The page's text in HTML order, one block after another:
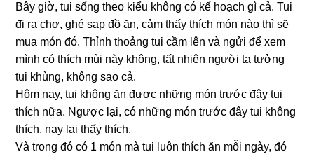
Bây giờ, tui sống theo kiểu không có kế hoạch gì cả. Tui
đi ra chợ, ghé sạp đồ ăn, cảm thấy thích món nào thì sẽ
mua món đó. Thỉnh thoảng tui cầm lên và ngửi để xem
mình có thích mùi này không, tất nhiên người ta tưởng
tui khùng, không sao cả.
Hôm nay, tui không ăn được những món trước đây tui
thích nữa. Ngược lại, có những món trước đây tui không
thích, nay lại thấy thích.
Và trong đó có 1 món mà tui luôn thích ăn mỗi ngày, đó